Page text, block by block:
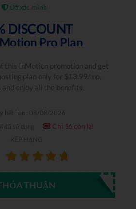
Đã xác minh
DISCOUNT
Pro Plan
this InMotion promotion and get
plan only for $13.99/mo.
and enjoy all the benefits.
hết hạn : 08/08/2026
sử dụng
Chỉ 16 còn lại
XẾP HẠNG
THUẬN